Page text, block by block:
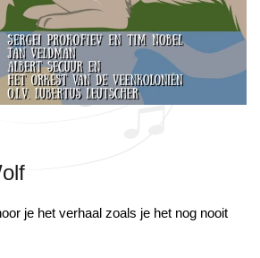
je het verhaal zoals je het nog nooit